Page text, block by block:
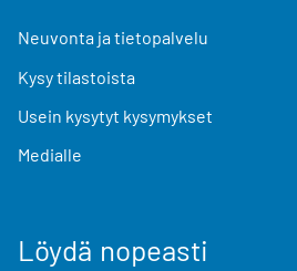
Neuvonta ja tietopalvelu
Kysy tilastoista
Usein kysytyt kysymykset
Medialle
Löydä nopeasti